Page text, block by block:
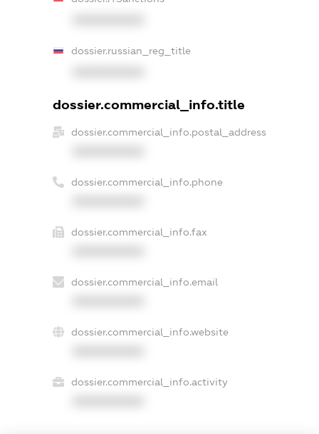
dossier.russian_reg_title
dossier.commercial_info.title
dossier.commercial_info.postal_address
dossier.commercial_info.phone
dossier.commercial_info.fax
dossier.commercial_info.email
dossier.commercial_info.website
dossier.commercial_info.activity